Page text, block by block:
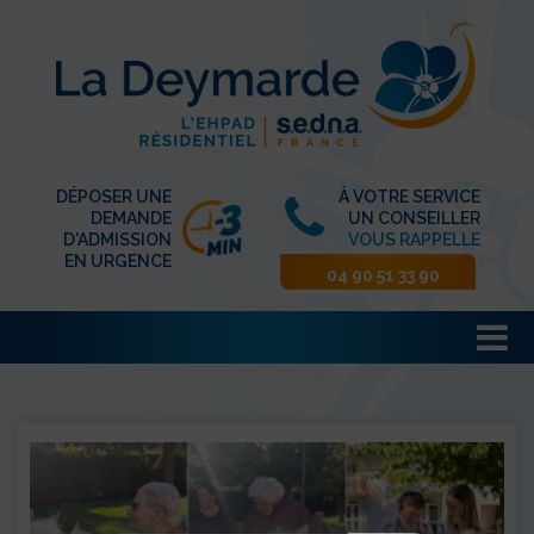
DÉPOSER UNE
DEMANDE
D'ADMISSION
EN URGENCE
À VOTRE SERVICE
UN CONSEILLER
VOUS RAPPELLE
04 90 51 33 90